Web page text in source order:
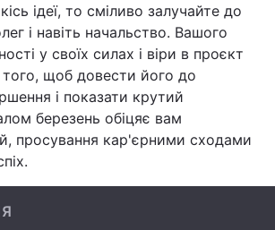
Лайт
Інциденти
Туризм
ідеї, то сміливо залучайте до
і навіть начальство. Вашого
у своїх силах і віри в проєкт
того, щоб довести його до
і показати крутий
березень обіцяє вам
просування кар'єрними сходами